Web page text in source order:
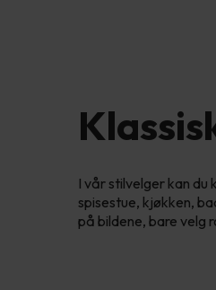
I vår stilvelger kan du
spisestue, kjøkken,
på bildene, bare velg